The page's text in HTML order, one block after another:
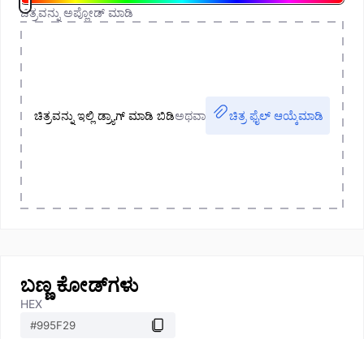
ಚಿತ್ರವನ್ನು ಅಪ್ಲೋಡ್ ಮಾಡಿ
ಚಿತ್ರವನ್ನು ಇಲ್ಲಿ ಡ್ರ್ಯಾಗ್ ಮಾಡಿ ಬಿಡಿಅಥವಾ ಚಿತ್ರ ಫೈಲ್ ಆಯ್ಕೆಮಾಡಿ
ಬಣ್ಣ ಕೋಡ್‌ಗಳು
HEX